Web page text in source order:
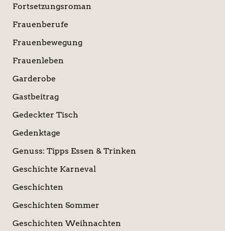
Fortsetzungsroman
Frauenberufe
Frauenbewegung
Frauenleben
Garderobe
Gastbeitrag
Gedeckter Tisch
Gedenktage
Genuss: Tipps Essen & Trinken
Geschichte Karneval
Geschichten
Geschichten Sommer
Geschichten Weihnachten